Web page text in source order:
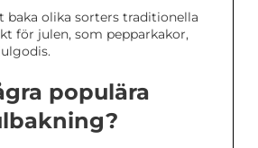
baka olika sorters traditionella
för julen, som pepparkakor,
populära